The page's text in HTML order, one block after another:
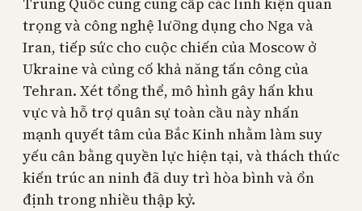
trọng và công nghệ lưỡng dụng cho Nga và
Iran, tiếp sức cho cuộc chiến của Moscow ở
Ukraine và củng cố khả năng tấn công của
Tehran. Xét tổng thể, mô hình gây hấn khu
vực và hỗ trợ quân sự toàn cầu này nhấn
mạnh quyết tâm của Bắc Kinh nhằm làm suy
yếu cân bằng quyền lực hiện tại, và thách thức
kiến trúc an ninh đã duy trì hòa bình và ổn
định trong nhiều thập kỷ.